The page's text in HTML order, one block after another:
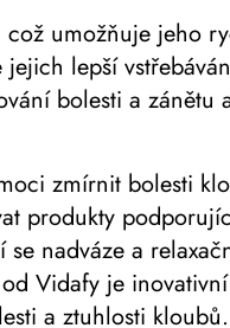
umožňuje jeho
lepší
bolesti a
zmírnit bolesti
produkty
nadváze a
Vidafy je
a ztuhlosti kloubů.